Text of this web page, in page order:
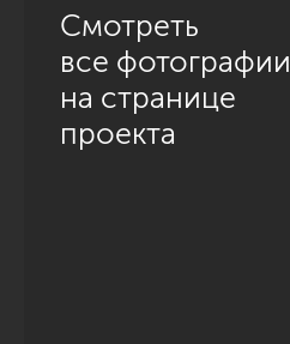
Смотреть
все фотографии
на странице
проекта